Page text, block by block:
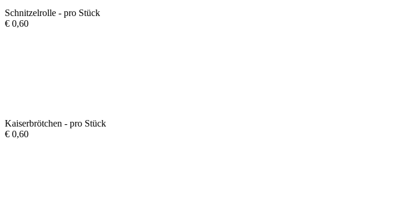
Schnitzelrolle - pro Stück
€ 0,60
Kaiserbrötchen - pro Stück
€ 0,60